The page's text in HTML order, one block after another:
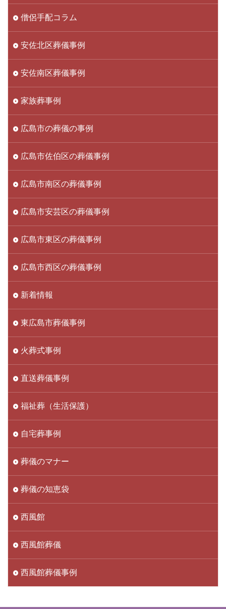
僧侶手配コラム
安佐北区葬儀事例
安佐南区葬儀事例
家族葬事例
広島市の葬儀の事例
広島市佐伯区の葬儀事例
広島市南区の葬儀事例
広島市安芸区の葬儀事例
広島市東区の葬儀事例
広島市西区の葬儀事例
新着情報
東広島市葬儀事例
火葬式事例
直送葬儀事例
福祉葬（生活保護）
自宅葬事例
葬儀のマナー
葬儀の知恵袋
西風館
西風館葬儀
西風館葬儀事例